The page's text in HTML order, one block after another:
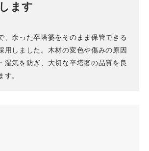
ます
、余った卒塔婆をそのまま保管できる
用しました。木材の変色や傷みの原因
湿気を防ぎ、大切な卒塔婆の品質を良
す。